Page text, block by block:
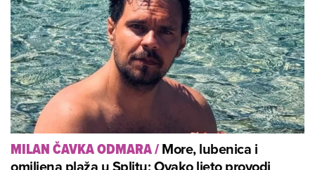
MILAN ČAVKA ODMARA/More, lubenica i